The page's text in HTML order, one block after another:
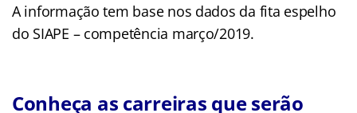
A informação tem base nos dados da fita espelho
do SIAPE – competência março/2019.
Conheça as carreiras que serão